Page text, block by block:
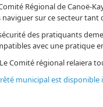
Régional de Canoë-
naviguer sur ce secteur
des pratiquants
avec une pratique
Comité régional relaiera
municipal est disponible